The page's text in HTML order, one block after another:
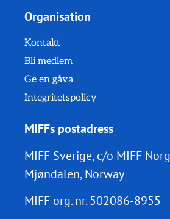
Organisation
Kontakt
Bli medlem
Ge en gåva
Integritetspolicy
MIFFs postadress
MIFF Sverige, c/o MIFF
Mjøndalen, Norway
MIFF org. nr.502086-8955